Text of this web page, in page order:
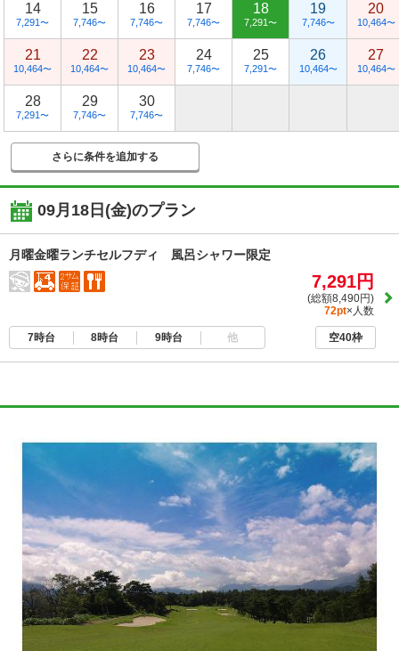
14
7,291〜
15
7,746〜
16
7,746〜
17
7,746〜
18
7,291〜
19
7,746〜
20
10,464〜
21
10,464〜
22
10,464〜
23
10,464〜
24
7,746〜
25
7,291〜
26
10,464〜
27
10,464〜
28
7,291〜
29
7,746〜
30
7,746〜
さらに条件を追加する
09月18日(金)のプラン
月曜金曜ランチセルフディ 風呂シャワー限定
7,291円
(総額8,490円)
72pt×人数
7時台 8時台 9時台 他 空40枠